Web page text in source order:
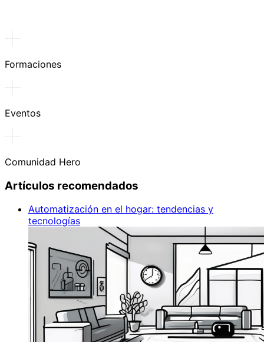
Formaciones
Eventos
Comunidad Hero
Artículos recomendados
Automatización en el hogar: tendencias y
tecnologías